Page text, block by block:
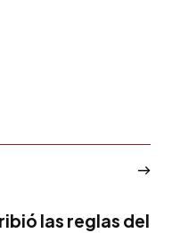
las reglas del